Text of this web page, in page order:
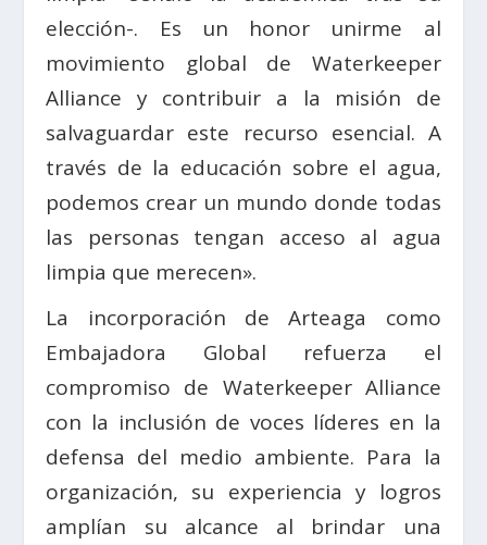
elección-. Es un honor unirme al
movimiento global de Waterkeeper
Alliance y contribuir a la misión de
salvaguardar este recurso esencial. A
través de la educación sobre el agua,
podemos crear un mundo donde todas
las personas tengan acceso al agua
limpia que merecen».
La incorporación de Arteaga como
Embajadora Global refuerza el
compromiso de Waterkeeper Alliance
con la inclusión de voces líderes en la
defensa del medio ambiente. Para la
organización, su experiencia y logros
amplían su alcance al brindar una